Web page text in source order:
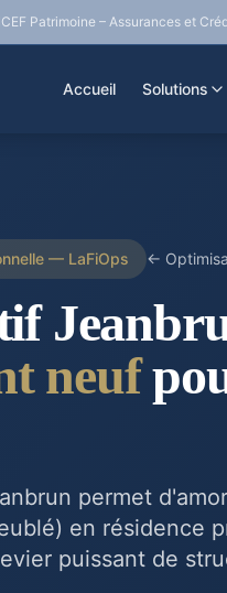
Patrimoine – Assurances et
Accueil Solutions
— LaFiOps ←
neuf
permet
en résidence
puissant de